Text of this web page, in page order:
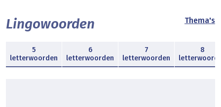
Lingowoorden Thema's
5
letterwoorden
6
letterwoorden
7
letterwoorden
8